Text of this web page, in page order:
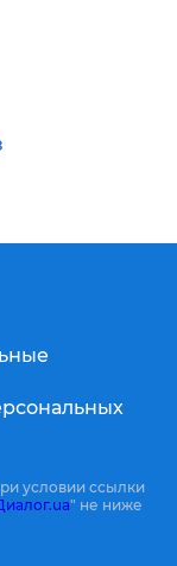
условии ссылки
" не ниже